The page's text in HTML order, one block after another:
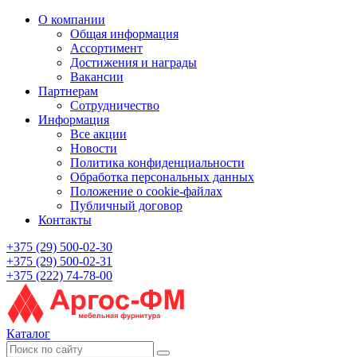
О компании
Общая информация
Ассортимент
Достижения и награды
Вакансии
Партнерам
Сотрудничество
Информация
Все акции
Новости
Политика конфиденциальности
Обработка персональных данных
Положение о cookie-файлах
Публичный договор
Контакты
+375 (29) 500-02-30
+375 (29) 500-02-31
+375 (222) 74-78-00
Каталог